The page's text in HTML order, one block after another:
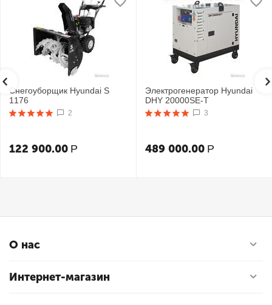
Снегоуборщик Hyundai S
1176
2
122 900.00 Р
Электрогенератор Hyundai
DHY 20000SE-T
3
489 000.00 Р
О нас
Интернет-магазин